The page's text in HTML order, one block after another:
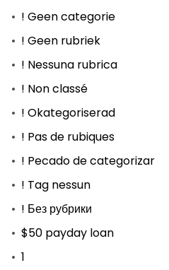
! Geen categorie
! Geen rubriek
! Nessuna rubrica
! Non classé
! Okategoriserad
! Pas de rubiques
! Pecado de categorizar
! Tag nessun
! Без рубрики
$50 payday loan
1